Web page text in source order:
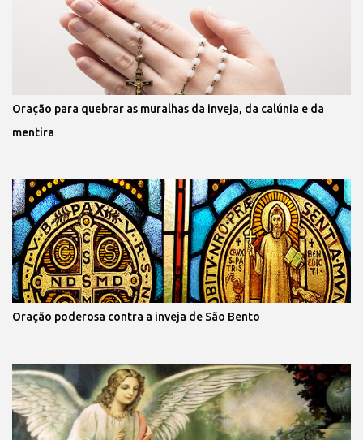
Oração para quebrar as muralhas da inveja, da calúnia e da
mentira
Oração poderosa contra a inveja de São Bento